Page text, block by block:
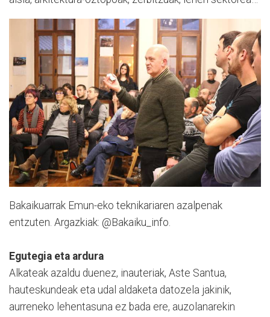
Bakaikuarrak Emun-eko teknikariaren azalpenak
entzuten. Argazkiak: @Bakaiku_info.
Egutegia eta ardura
Alkateak azaldu duenez, inauteriak, Aste Santua,
hauteskundeak eta udal aldaketa datozela jakinik,
aurreneko lehentasuna ez bada ere, auzolanarekin